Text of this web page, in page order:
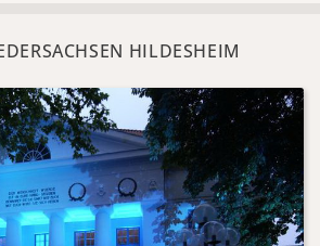
HILDESHEIM